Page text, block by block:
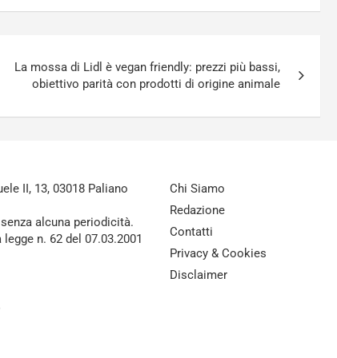
La mossa di Lidl è vegan friendly: prezzi più bassi,
obiettivo parità con prodotti di origine animale
II, 13, 03018 Paliano
alcuna periodicità.
n. 62 del 07.03.2001
Chi Siamo
Redazione
Contatti
Privacy & Cookies
Disclaimer